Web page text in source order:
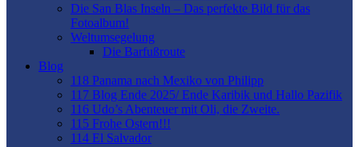
Die San Blas Inseln – Das perfekte Bild für das
Fotoalbum!
Weltumsegelung
Die Barfußroute
Blog
118 Panama nach Mexiko von Philipp
117 Blog Ende 2025/ Ende Karibik und Hallo Pazifik
116 Udo’s Abenteuer mit Oli, die Zweite.
115 Frohe Ostern!!!
114 El Salvador